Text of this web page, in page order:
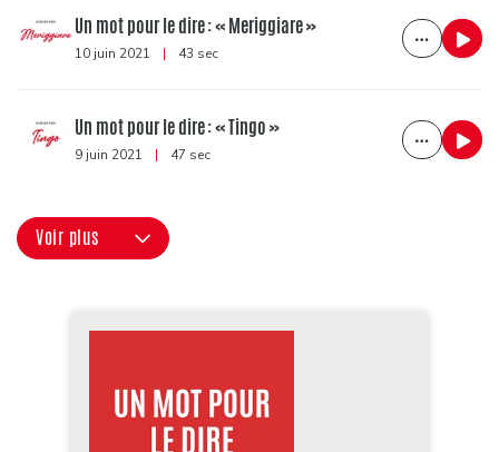
Un mot pour le dire : « Meriggiare »
10 juin 2021 | 43 sec
Un mot pour le dire : « Tingo »
9 juin 2021 | 47 sec
Voir plus